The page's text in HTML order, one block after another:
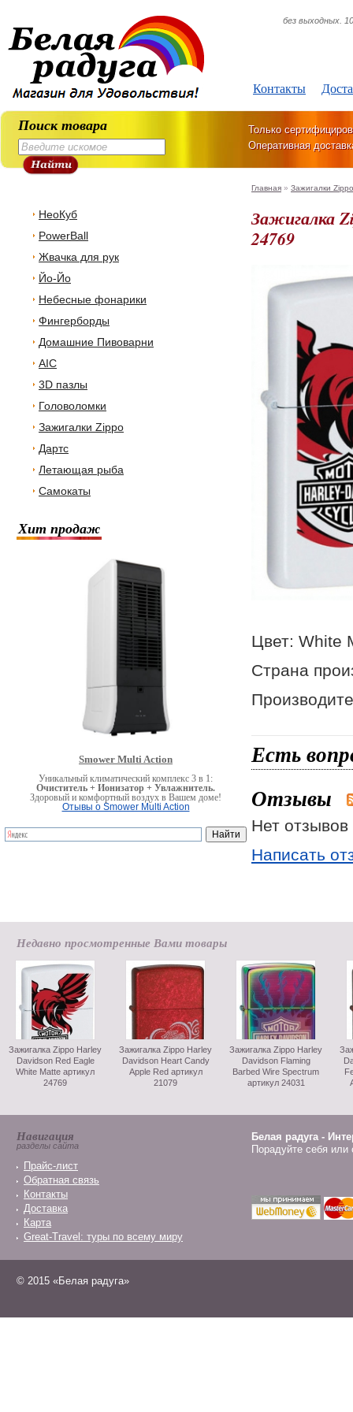
Контакты
без выходных.
Поиск товара
Только
Оперативная
НеоКуб
PowerBall
Жвачка для рук
Йо-Йо
Небесные фонарики
Фингерборды
Домашние Пивоварни
AIC
3D пазлы
Головоломки
Зажигалки Zippo
Дартс
Летающая рыба
Самокаты
Хит продаж
Smower Multi Action
Уникальный климатический комплекс 3 в 1:
Очиститель + Ионизатор + Увлажнитель.
Здоровый и комфортный воздух в Вашем доме!
Отывы о Smower Multi Action
Главная » Зажигалки Zippo
Зажигалка
24769
Цвет: White
Страна
Есть
Отзывы
Нет отзывов
Написать
Недавно просмотренные Вами товары
Зажигалка Zippo Harley
Davidson Red Eagle
White Matte артикул
24769
Зажигалка Zippo Harley
Davidson Heart Candy
Apple Red артикул
21079
Зажигалка Zippo Harley
Davidson Flaming
Barbed Wire Spectrum
артикул 24031
Навигация
разделы сайта
Прайс-лист
Обратная связь
Контакты
Доставка
Карта
Great-Travel: туры по всему миру
Белая радуга -
Порадуйте себя
© 2015 «Белая радуга»